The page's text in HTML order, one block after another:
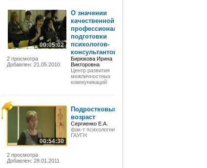
00:05:02
2 просмотра
Добавлен: 21.05.2010
О значении
качественной
профессиональной
подготовки
психологов-
консультантов
Бирюкова Ирина
Викторовна
Центр развития
межличностных
коммуникаций
00:54:30
2 просмотра
Добавлен: 28.01.2011
Подростковый
возраст
Сергиенко Е.А.
фак-т психологии
ГАУГН